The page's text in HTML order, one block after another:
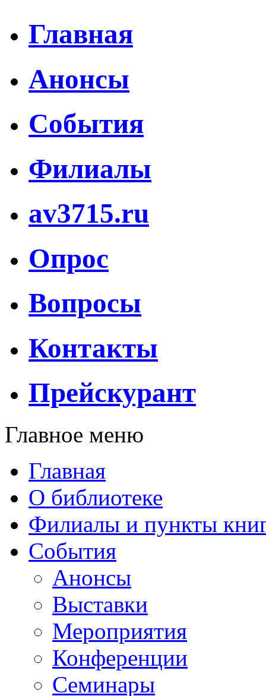
Главная
Анонсы
События
Филиалы
av3715.ru
Опрос
Вопросы
Контакты
Прейскурант
Главное меню
Главная
О библиотеке
Филиалы и пункты
События
Анонсы
Выставки
Мероприятия
Конференции
Семинары